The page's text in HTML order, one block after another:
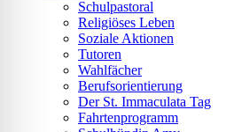
Schulpastoral
Religiöses Leben
Soziale Aktionen
Tutoren
Wahlfächer
Berufsorientierung
Der St. Immaculata Tag
Fahrtenprogramm
Modus
Profil